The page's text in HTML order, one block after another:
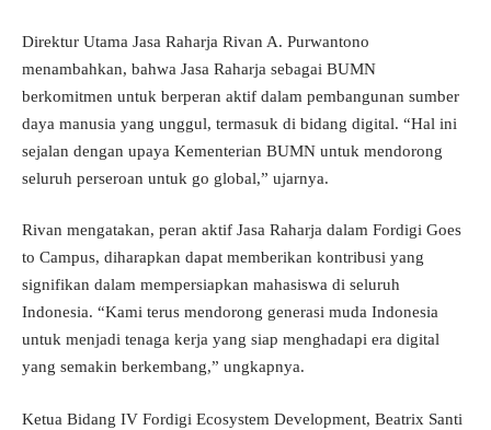
Direktur Utama Jasa Raharja Rivan A. Purwantono
menambahkan, bahwa Jasa Raharja sebagai BUMN
berkomitmen untuk berperan aktif dalam pembangunan sumber
daya manusia yang unggul, termasuk di bidang digital. “Hal ini
sejalan dengan upaya Kementerian BUMN untuk mendorong
seluruh perseroan untuk go global,” ujarnya.
Rivan mengatakan, peran aktif Jasa Raharja dalam Fordigi Goes
to Campus, diharapkan dapat memberikan kontribusi yang
signifikan dalam mempersiapkan mahasiswa di seluruh
Indonesia. “Kami terus mendorong generasi muda Indonesia
untuk menjadi tenaga kerja yang siap menghadapi era digital
yang semakin berkembang,” ungkapnya.
Ketua Bidang IV Fordigi Ecosystem Development, Beatrix Santi